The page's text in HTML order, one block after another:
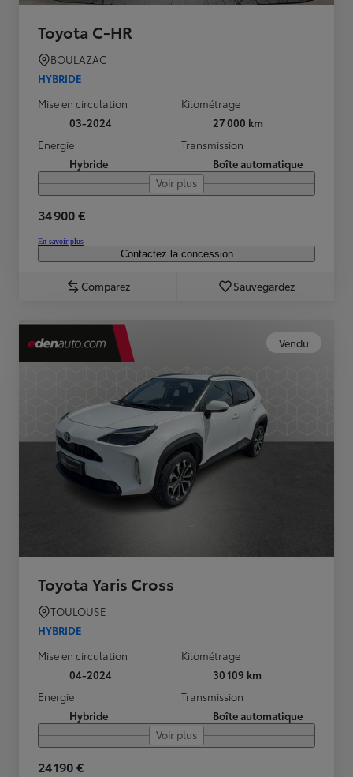
Toyota C-HR
BOULAZAC
HYBRIDE
Mise en circulation
03-2024
Kilométrage
27 000 km
Energie
Hybride
Transmission
Boîte automatique
Voir plus
34 900 €
En savoir plus
Contactez la concession
Comparez Sauvegardez
Vendu
Toyota Yaris Cross
TOULOUSE
HYBRIDE
Mise en circulation
04-2024
Kilométrage
30 109 km
Energie
Hybride
Transmission
Boîte automatique
Voir plus
24 190 €